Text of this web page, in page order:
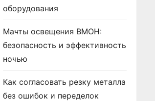
оборудования
Мачты освещения ВМОН:
безопасность и эффективность
ночью
Как согласовать резку металла
без ошибок и переделок